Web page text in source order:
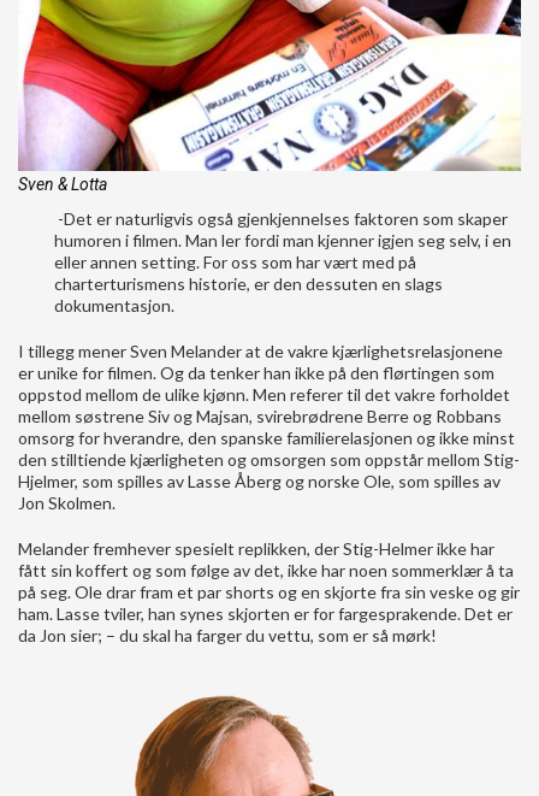
Sven & Lotta
-Det er naturligvis også gjenkjennelses faktoren som skaper
humoren i filmen. Man ler fordi man kjenner igjen seg selv, i en
eller annen setting. For oss som har vært med på
charterturismens historie, er den dessuten en slags
dokumentasjon.
I tillegg mener Sven Melander at de vakre kjærlighetsrelasjonene
er unike for filmen. Og da tenker han ikke på den flørtingen som
oppstod mellom de ulike kjønn. Men referer til det vakre forholdet
mellom søstrene Siv og Majsan, svirebrødrene Berre og Robbans
omsorg for hverandre, den spanske familierelasjonen og ikke minst
den stilltiende kjærligheten og omsorgen som oppstår mellom Stig-
Hjelmer, som spilles av Lasse Åberg og norske Ole, som spilles av
Jon Skolmen.
Melander fremhever spesielt replikken, der Stig-Helmer ikke har
fått sin koffert og som følge av det, ikke har noen sommerklær å ta
på seg. Ole drar fram et par shorts og en skjorte fra sin veske og gir
ham. Lasse tviler, han synes skjorten er for fargesprakende. Det er
da Jon sier; – du skal ha farger du vettu, som er så mørk!